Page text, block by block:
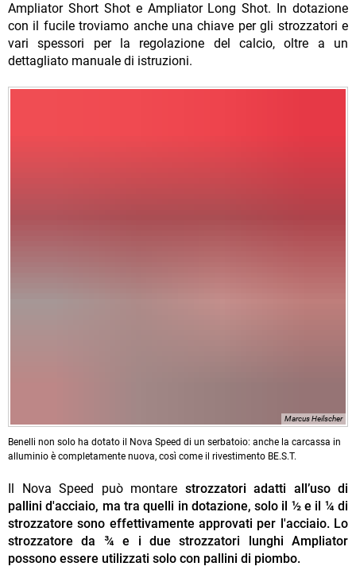
Ampliator Short Shot e Ampliator Long Shot. In dotazione
con il fucile troviamo anche una chiave per gli strozzatori e
vari spessori per la regolazione del calcio, oltre a un
dettagliato manuale di istruzioni.
Marcus Heilscher
Benelli non solo ha dotato il Nova Speed di un serbatoio: anche la carcassa in
alluminio è completamente nuova, così come il rivestimento BE.S.T.
Il Nova Speed può montare strozzatori adatti all’uso di
pallini d'acciaio, ma tra quelli in dotazione, solo il ½ e il ¼ di
strozzatore sono effettivamente approvati per l'acciaio. Lo
strozzatore da ¾ e i due strozzatori lunghi Ampliator
possono essere utilizzati solo con pallini di piombo.